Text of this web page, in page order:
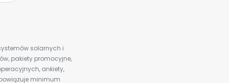
solarnych i
pakiety promocyjne,
ankiety,
minimum